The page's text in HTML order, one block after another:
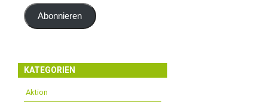
Abonnieren
KATEGORIEN
Aktion